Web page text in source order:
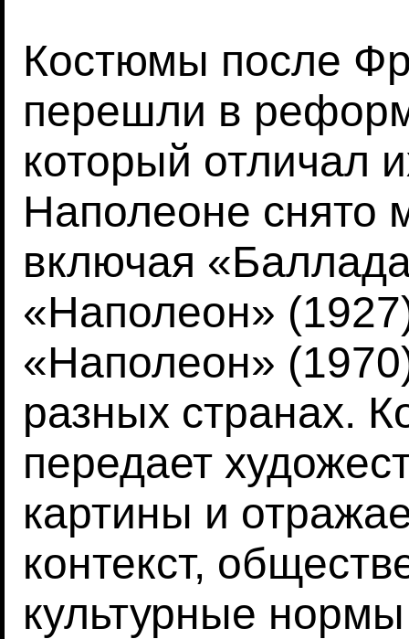
Костюмы после
перешли в
который отличал
Наполеоне снято
включая
«Наполеон»
«Наполеон»
разных странах.
передает
картины и
контекст,
культурные